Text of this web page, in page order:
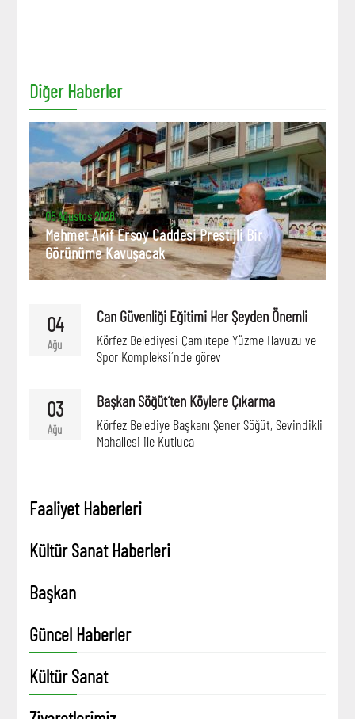
Diğer Haberler
05 Ağustos 2026
Mehmet Akif Ersoy Caddesi Prestijli Bir
Görünüme Kavuşacak
04
Ağu
Can Güvenliği Eğitimi Her Şeyden Önemli
Körfez Belediyesi Çamlıtepe Yüzme Havuzu ve
Spor Kompleksi´nde görev
03
Ağu
Başkan Söğüt´ten Köylere Çıkarma
Körfez Belediye Başkanı Şener Söğüt, Sevindikli
Mahallesi ile Kutluca
Faaliyet Haberleri
Kültür Sanat Haberleri
Başkan
Güncel Haberler
Kültür Sanat